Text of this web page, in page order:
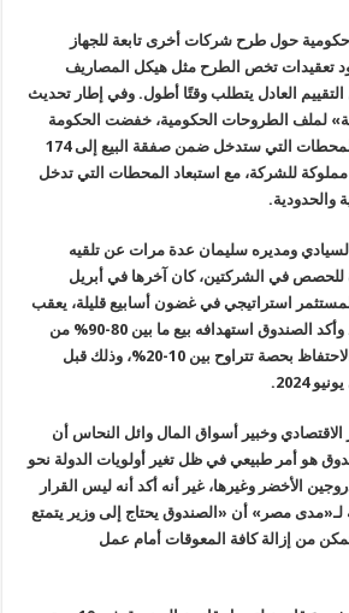
حول طرح شركات أخرى تابعة للجهاز
تعقيدات تخص الطرح مثل هيكل المصاريف
التقييم العادل يتطلب وقتًا أطول. وفي إطار تحديث
لملف الطروحات الحكومية، خفضت الحكومة
في أغسطس 2023 عدد المحطات التي ستدخل ضمن صفقة البيع إلى 174
من 300 محطة مملوكة للشركة، مع استبعاد المحطات التي تدخل
والحدودية.
ومديره سليمان عدة مرات عن تلقيه
في الشركتين، كان آخرها في أبريل
لمستثمر استراتيجي في غضون أسابيع قليلة، يعقب
ذلك طرحهما في البورصة. وأكد الصندوق استهدافه بيع ما بين 80-90% من
شركة وقود «وطنية»، مع الاحتفاظ بحصة تتراوح بين 10-20%، وذلك قبل
2024.
الاقتصادي وخبير أسواق المال وائل النحاس أن
هو أمر طبيعي في ظل تغير أولويات الدولة نحو
الأخضر وغيرها، غير أنه أكد أنه ليس القرار
مصر» أن «الصندوق يحتاج إلى وزير يتمتع
من إزالة كافة المعوقات أمام عمل